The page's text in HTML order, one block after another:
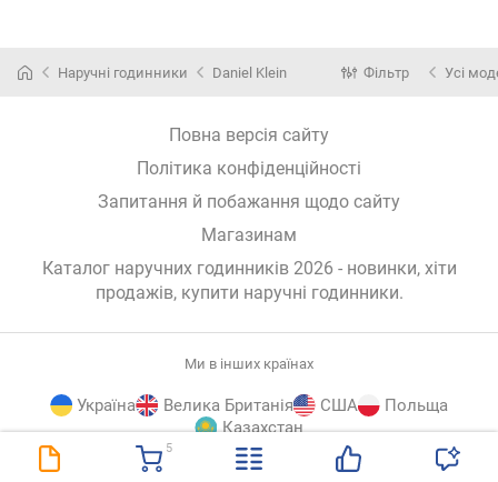
5
Наручні годинники Daniel Klein Фільтр Усі
Повна версія сайту
Політика конфіденційності
Запитання й побажання щодо сайту
Магазинам
Каталог наручних годинників 2026 - новинки, хіти
продажів, купити наручні годинники.
Ми в інших країнах
Україна Велика Британія США
Польща
Казахстан